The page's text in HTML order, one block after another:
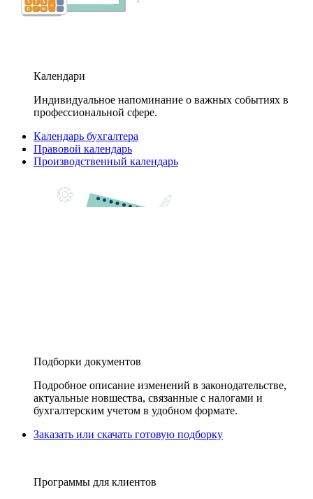
Календари
Индивидуальное напоминание о важных событиях в
профессиональной сфере.
Календарь бухгалтера
Правовой календарь
Производственный календарь
Подборки документов
Подробное описание изменений в законодательстве,
актуальные новшества, связанные с налогами и
бухгалтерским учетом в удобном формате.
Заказать или скачать готовую подборку
Программы для клиентов